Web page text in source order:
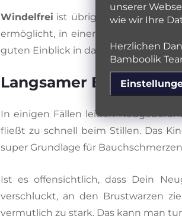
unserer
wie wir Ihre
Herzlichen
Bamboolik
Windelfrei ist übrigens eine gute
ermöglicht, in einer natürlicheren
guten Einblick in das Thema.
Langsamer Essen
In einigen Fällen leiden
fließt zu schnell beim Stillen. Das
super Grundlage für
Ist es offensichtlich, dass Dein
verschluckt, an den Brustwarzen
vermutlich zu stark. Das kann man